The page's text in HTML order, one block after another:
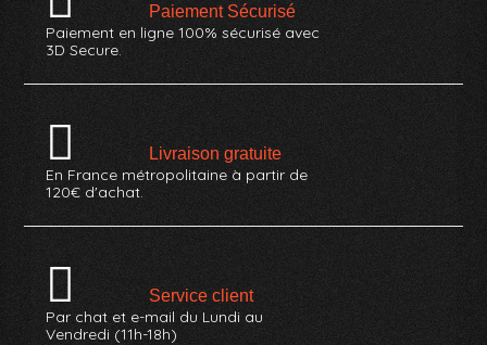
Paiement Sécurisé
Paiement en ligne 100% sécurisé avec
3D Secure.
Livraison gratuite
En France métropolitaine à partir de
120€ d'achat.
Service client
Par chat et e-mail du Lundi au
Vendredi (11h-18h)